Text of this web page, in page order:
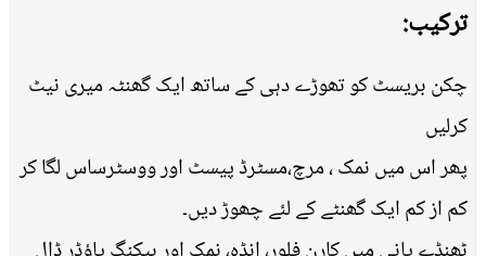
ترکیب:
چکن بریسٹ کو تھوڑے دہی کے ساتھ ایک گھنٹہ میری نیٹ
کرلیں
پھر اس میں نمک ، مرچ،مسٹرڈ پیسٹ اور ووسٹرساس لگا کر
کم از کم ایک گھنٹے کے لئے چھوڑ دیں۔